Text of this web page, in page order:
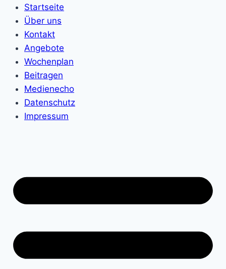
Startseite
Über uns
Kontakt
Angebote
Wochenplan
Beitragen
Medienecho
Datenschutz
Impressum